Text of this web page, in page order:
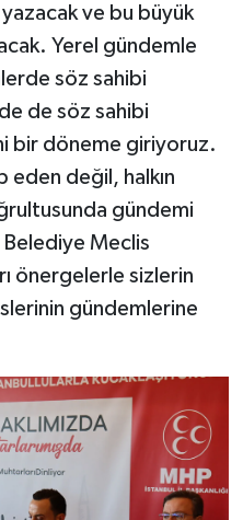
ve bu büyük
Yerel gündemle
söz sahibi
de söz sahibi
bir döneme giriyoruz.
eden değil, halkın
gündemi
Meclis
önergelerle sizlerin
gündemlerine